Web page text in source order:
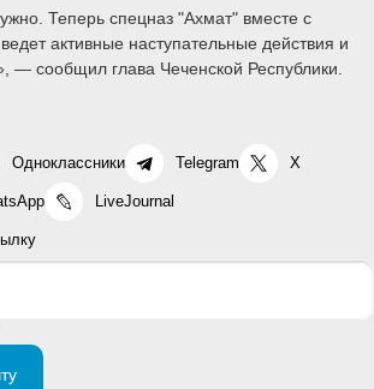
Теперь спецназ "Ахмат" вместе с
активные наступательные действия и
— сообщил глава Чеченской Республики.
Одноклассники Telegram X
LiveJournal